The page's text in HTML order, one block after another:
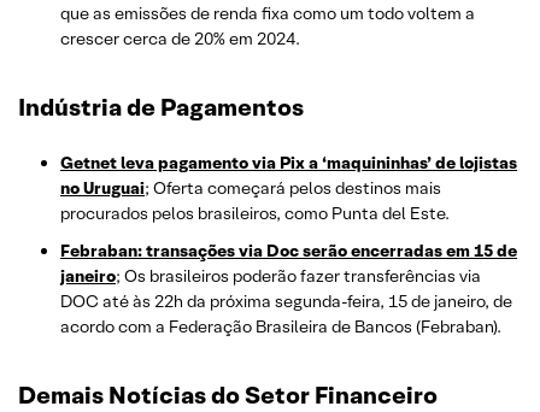
que as emissões de renda fixa como um todo voltem a
crescer cerca de 20% em 2024.
Indústria de Pagamentos
Getnet leva pagamento via Pix a ‘maquininhas’ de lojistas
no Uruguai; Oferta começará pelos destinos mais
procurados pelos brasileiros, como Punta del Este.
Febraban: transações via Doc serão encerradas em 15 de
janeiro; Os brasileiros poderão fazer transferências via
DOC até às 22h da próxima segunda-feira, 15 de janeiro, de
acordo com a Federação Brasileira de Bancos (Febraban).
Demais Notícias do Setor Financeiro